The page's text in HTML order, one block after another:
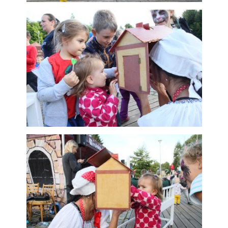
Používáme rovněž
soubory cookie a
další technologie,
abychom
přizpůsobili naše
webové stránky
potřebám a
zájmům našich
návštěvníků.
Reklamní cookies
používáme my
nebo naši partneři,
abychom Vám
mohli zobrazit
vhodné obsahy
nebo reklamy jak
na našich
stránkách, tak na
stránkách třetích